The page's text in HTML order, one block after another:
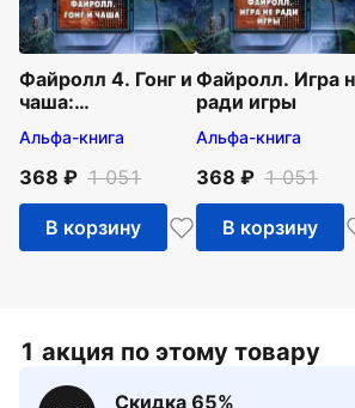
Файролл 4. Гонг и
чаша:
Фантастический
роман
Альфа-книга
368 1 051
В корзину
Файролл. Игра
ради игры
Альфа-книга
368 1 051
В корзину
1 акция по этому товару
Скидка 65%